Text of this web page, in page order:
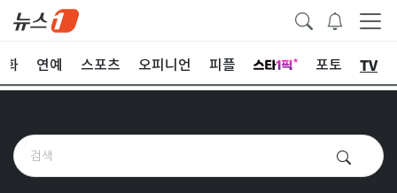
화 연예 스포츠 오피니언 피플 포토 TV